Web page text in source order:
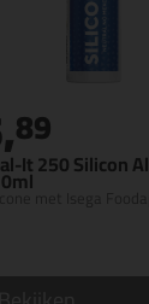
It 250 Silicon
met Isega
89